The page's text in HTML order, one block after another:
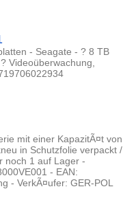
- Seagate - ? 8 TB
Videoüberwachung,
mit einer KapazitÃ¤t von
in Schutzfolie verpackt /
noch 1 auf Lager -
- EAN:
- VerkÃ¤ufer: GER-POL